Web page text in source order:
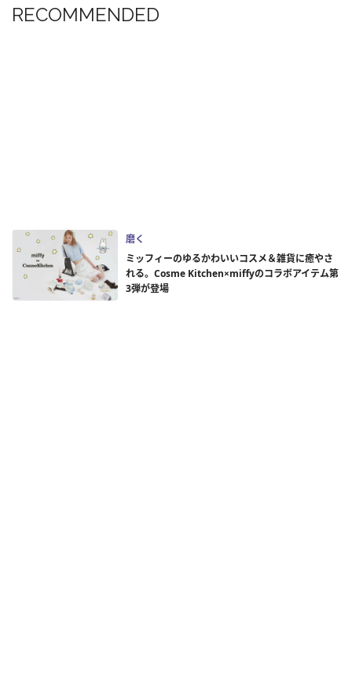
RECOMMENDED
磨く
ミッフィーのゆるかわいいコスメ＆雑貨に癒やさ
れる。Cosme Kitchen×miffyのコラボアイテム第
3弾が登場